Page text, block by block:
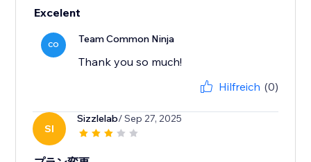
Excelent
CO Team Common Ninja
Thank you so much!
Hilfreich (0)
SI
Sizzlelab/ Sep 27, 2025